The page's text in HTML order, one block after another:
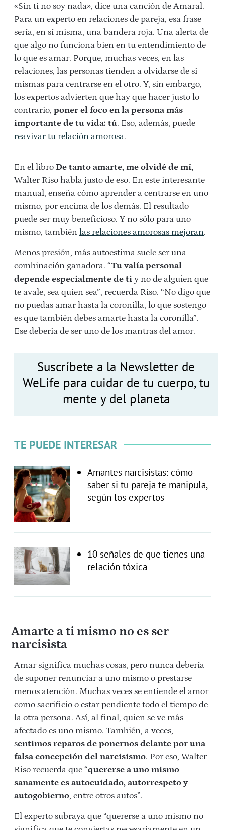
«Sin ti no soy nada», dice una canción de Amaral.
Para un experto en relaciones de pareja, esa frase
sería, en sí misma, una bandera roja. Una alerta de
que algo no funciona bien en tu entendimiento de
lo que es amar. Porque, muchas veces, en las
relaciones, las personas tienden a olvidarse de sí
mismas para centrarse en el otro. Y, sin embargo,
los expertos advierten que hay que hacer justo lo
contrario, poner el foco en la persona más
importante de tu vida: tú. Eso, además, puede
reavivar tu relación amorosa.
En el libro De tanto amarte, me olvidé de mí,
Walter Riso habla justo de eso. En este interesante
manual, enseña cómo aprender a centrarse en uno
mismo, por encima de los demás. El resultado
puede ser muy beneficioso. Y no sólo para uno
mismo, también las relaciones amorosas mejoran.
Menos presión, más autoestima suele ser una
combinación ganadora. “Tu valía personal
depende especialmente de ti y no de alguien que
te avale, sea quien sea”, recuerda Riso. “No digo que
no puedas amar hasta la coronilla, lo que sostengo
es que también debes amarte hasta la coronilla”.
Ese debería de ser uno de los mantras del amor.
Suscríbete a la Newsletter de
WeLife para cuidar de tu cuerpo, tu
mente y del planeta
TE PUEDE INTERESAR
Amantes narcisistas: cómo
saber si tu pareja te manipula,
según los expertos
10 señales de que tienes una
relación tóxica
Amarte a ti mismo no es ser
narcisista
Amar significa muchas cosas, pero nunca debería
de suponer renunciar a uno mismo o prestarse
menos atención. Muchas veces se entiende el amor
como sacrificio o estar pendiente todo el tiempo de
la otra persona. Así, al final, quien se ve más
afectado es uno mismo. También, a veces,
sentimos reparos de ponernos delante por una
falsa concepción del narcisismo. Por eso, Walter
Riso recuerda que “quererse a uno mismo
sanamente es autocuidado, autorres­peto y
autogobierno, entre otros autos”.
El experto subraya que “quererse a uno mismo no